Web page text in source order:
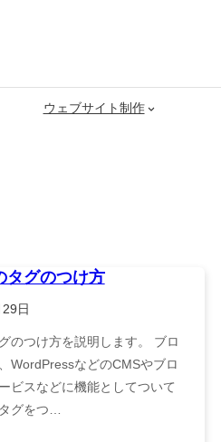
ウェブサイト制作
タグのつけ方
日
のつけ方を説明します。 ブロ
WordPressなどのCMSやブロ
ビスなどに機能としてついて
グをつ…